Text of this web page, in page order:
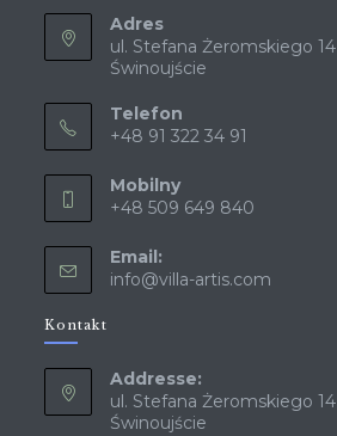
Adres
ul. Stefana Żeromskiego
Świnoujście
Telefon
+48 91 322 34 91
Mobilny
+48 509 649 840
Email:
info@villa-artis.com
Kontakt
Addresse:
ul. Stefana Żeromskiego
Świnoujście